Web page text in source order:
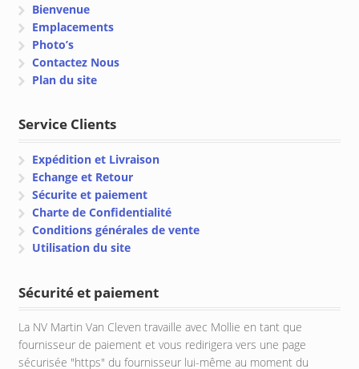
Bienvenue
Emplacements
Photo’s
Contactez Nous
Plan du site
Service Clients
Expédition et Livraison
Echange et Retour
Sécurite et paiement
Charte de Confidentialité
Conditions générales de vente
Utilisation du site
Sécurité et paiement
La NV Martin Van Cleven travaille avec Mollie en tant que
fournisseur de paiement et vous redirigera vers une page
sécurisée "https" du fournisseur lui-même au moment du